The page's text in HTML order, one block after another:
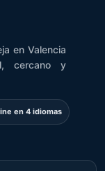
en Valencia
cercano y
en 4 idiomas